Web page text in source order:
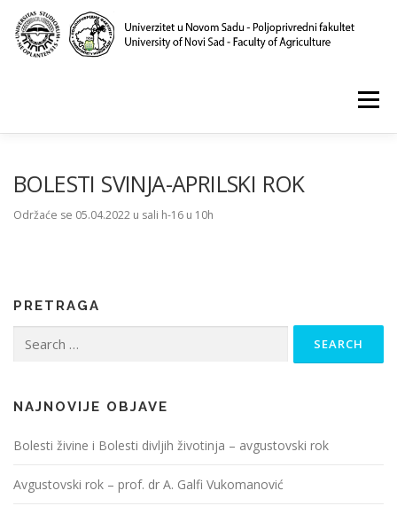
content
Menu
BOLESTI SVINJA-APRILSKI ROK
Održaće se 05.04.2022 u sali h-16 u 10h
PRETRAGA
for:
NAJNOVIJE OBJAVE
Bolesti živine i Bolesti divljih životinja – avgustovski rok
Avgustovski rok – prof. dr A. Galfi Vukomanović